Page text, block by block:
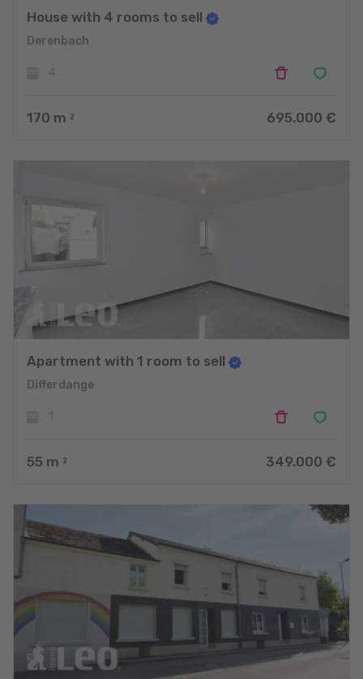
House with 4 rooms to sell
Derenbach
170 m 2 695.000 €
Apartment with 1 room to sell
Differdange
55 m 2 349.000 €